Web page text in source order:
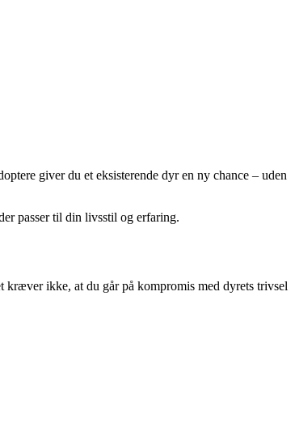
giver du et eksisterende dyr en ny chance – uden
passer til din livsstil og erfaring.
ikke, at du går på kompromis med dyrets trivsel